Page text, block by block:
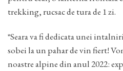
trekking, rucsac de tura de 1 zi.
*Seara va fi dedicata unei
sobei la un pahar de vin fiert!
noastre alpine din anul 2022: